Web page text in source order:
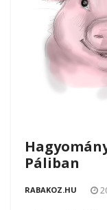
Páliban
RABAKOZ.HU